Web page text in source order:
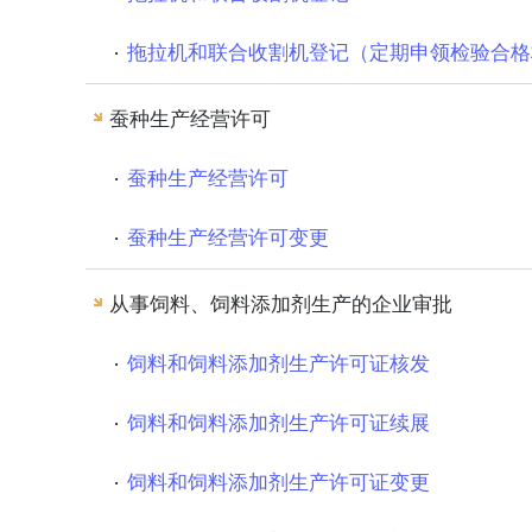
拖拉机和联合收割机登记（定期申领检验合
蚕种生产经营许可
蚕种生产经营许可
蚕种生产经营许可变更
从事饲料、饲料添加剂生产的企业审批
饲料和饲料添加剂生产许可证核发
饲料和饲料添加剂生产许可证续展
饲料和饲料添加剂生产许可证变更